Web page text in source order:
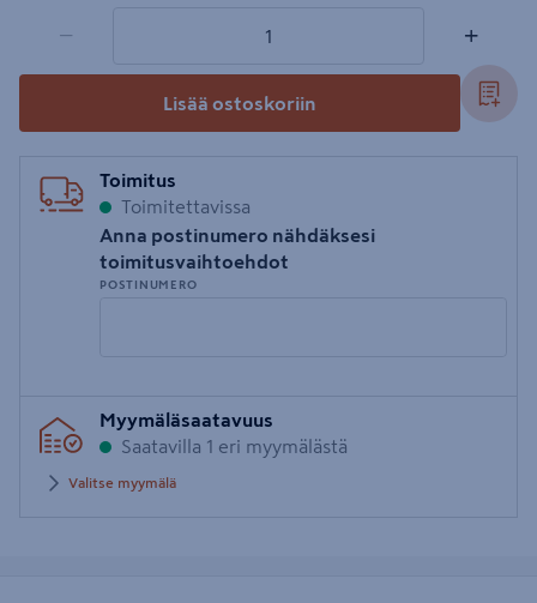
− +
Lisää ostoskoriin
Toimitus
Toimitettavissa
Anna postinumero nähdäksesi
toimitusvaihtoehdot
POSTINUMERO
postinumero
Myymäläsaatavuus
Saatavilla 1 eri myymälästä
Valitse myymälä